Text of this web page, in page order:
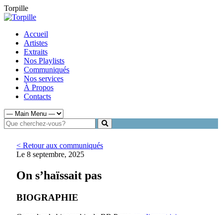
Torpille
Accueil
Artistes
Extraits
Nos Playlists
Communiqués
Nos services
À Propos
Contacts
< Retour aux communiqués
Le 8 septembre, 2025
On s’haïssait pas
BIOGRAPHIE